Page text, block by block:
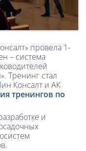
провела 1-
– система
Тренинг стал
Консалт и АК
тренингов по
и